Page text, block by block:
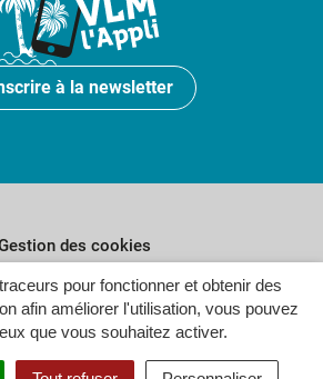
pour fonctionner et obtenir des
afin améliorer l'utilisation, vous pouvez
que vous souhaitez activer.
à la newsletter
des cookies
Plan du site
de confidentialité
Crédits